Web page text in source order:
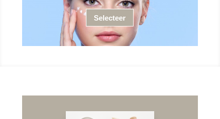
Selecteer